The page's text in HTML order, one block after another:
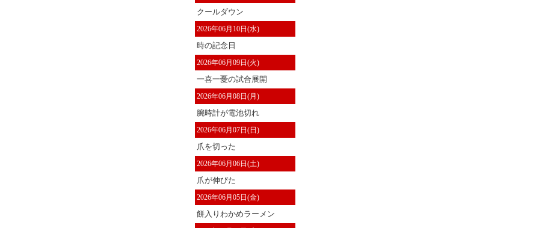
クールダウン
2026年06月10日(水)
時の記念日
2026年06月09日(火)
一喜一憂の試合展開
2026年06月08日(月)
腕時計が電池切れ
2026年06月07日(日)
爪を切った
2026年06月06日(土)
爪が伸びた
2026年06月05日(金)
餅入りわかめラーメン